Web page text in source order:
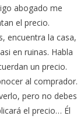
abogado me
el precio.
encuentra la casa,
en ruinas. Habla
un precio.
al comprador.
pero no debes
el precio… Él